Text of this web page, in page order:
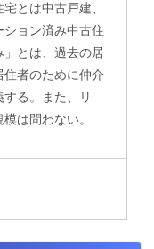
とは中古戸建、
ョン済み中古住
」とは、過去の居
者のために仲介
る。また、リ
は問わない。